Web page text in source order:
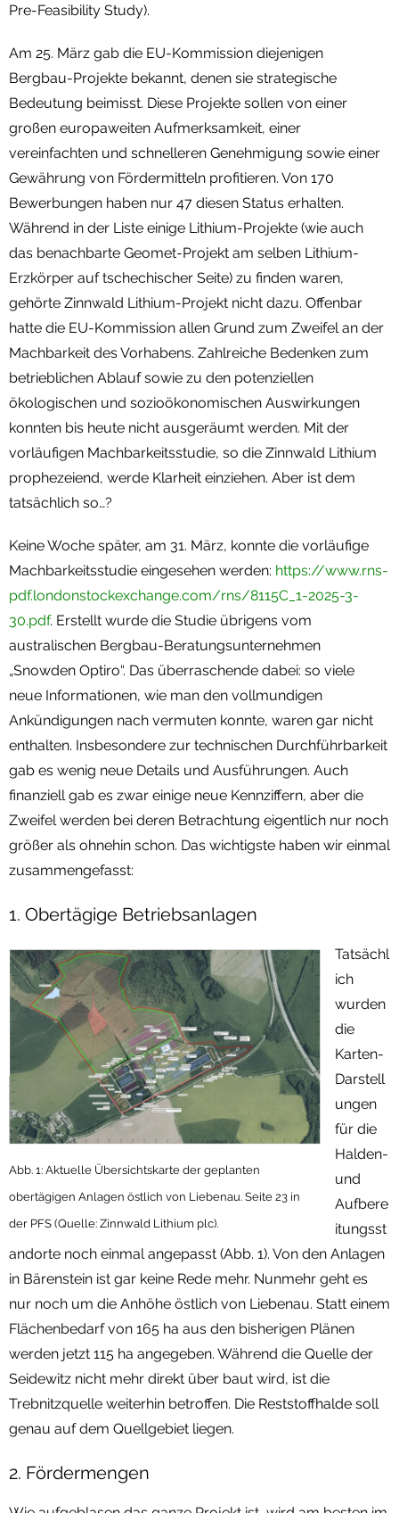
Pre-Feasibility Study).
Am 25. März gab die EU-Kommission diejenigen
Bergbau-Projekte bekannt, denen sie strategische
Bedeutung beimisst. Diese Projekte sollen von einer
großen europaweiten Aufmerksamkeit, einer
vereinfachten und schnelleren Genehmigung sowie einer
Gewährung von Fördermitteln profitieren. Von 170
Bewerbungen haben nur 47 diesen Status erhalten.
Während in der Liste einige Lithium-Projekte (wie auch
das benachbarte Geomet-Projekt am selben Lithium-
Erzkörper auf tschechischer Seite) zu finden waren,
gehörte Zinnwald Lithium-Projekt nicht dazu. Offenbar
hatte die EU-Kommission allen Grund zum Zweifel an der
Machbarkeit des Vorhabens. Zahlreiche Bedenken zum
betrieblichen Ablauf sowie zu den potenziellen
ökologischen und sozioökonomischen Auswirkungen
konnten bis heute nicht ausgeräumt werden. Mit der
vorläufigen Machbarkeitsstudie, so die Zinnwald Lithium
prophezeiend, werde Klarheit einziehen. Aber ist dem
tatsächlich so…?
Keine Woche später, am 31. März, konnte die vorläufige
Machbarkeitsstudie eingesehen werden: https://www.rns-
pdf.londonstockexchange.com/rns/8115C_1-2025-3-
30.pdf. Erstellt wurde die Studie übrigens vom
australischen Bergbau-Beratungsunternehmen
„Snowden Optiro“. Das überraschende dabei: so viele
neue Informationen, wie man den vollmundigen
Ankündigungen nach vermuten konnte, waren gar nicht
enthalten. Insbesondere zur technischen Durchführbarkeit
gab es wenig neue Details und Ausführungen. Auch
finanziell gab es zwar einige neue Kennziffern, aber die
Zweifel werden bei deren Betrachtung eigentlich nur noch
größer als ohnehin schon. Das wichtigste haben wir einmal
zusammengefasst:
1. Obertägige Betriebsanlagen
Abb. 1: Aktuelle Übersichtskarte der geplanten
obertägigen Anlagen östlich von Liebenau. Seite 23 in
der PFS (Quelle: Zinnwald Lithium plc).
Tatsächl
ich
wurden
die
Karten-
Darstell
ungen
für die
Halden-
und
Aufbere
itungsst
andorte noch einmal angepasst (Abb. 1). Von den Anlagen
in Bärenstein ist gar keine Rede mehr. Nunmehr geht es
nur noch um die Anhöhe östlich von Liebenau. Statt einem
Flächenbedarf von 165 ha aus den bisherigen Plänen
werden jetzt 115 ha angegeben. Während die Quelle der
Seidewitz nicht mehr direkt über baut wird, ist die
Trebnitzquelle weiterhin betroffen. Die Reststoffhalde soll
genau auf dem Quellgebiet liegen.
2. Fördermengen